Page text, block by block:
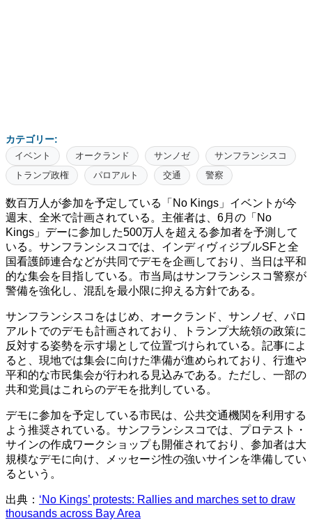
カテゴリー:
イベント オークランド サンノゼ
サンフランシスコ
トランプ政権
パロアルト 交通 警察
数百万人が参加を予定している「No Kings」イベントが今
週末、全米で計画されている。主催者は、6月の「No
Kings」デーに参加した500万人を超える参加者を予測して
いる。サンフランシスコでは、インディヴィジブルSFと全
国看護師連合などが共同でデモを企画しており、当日は平和
的な集会を目指している。市当局はサンフランシスコ警察が
警備を強化し、混乱を最小限に抑える方針である。
サンフランシスコをはじめ、オークランド、サンノゼ、パロ
アルトでのデモも計画されており、トランプ大統領の政策に
反対する姿勢を示す場として位置づけられている。記事によ
ると、現地では集会に向けた準備が進められており、行進や
平和的な市民集会が行われる見込みである。ただし、一部の
共和党員はこれらのデモを批判している。
デモに参加を予定している市民は、公共交通機関を利用する
よう推奨されている。サンフランシスコでは、プロテスト・
サインの作成ワークショップも開催されており、参加者は大
規模なデモに向け、メッセージ性の強いサインを準備してい
るという。
出典： ‘No Kings’ protests: Rallies and marches set to draw
thousands across Bay Area